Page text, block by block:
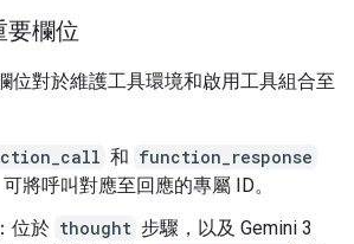
要欄位
位對於維護工具環境和啟用工具組合至
和 function_response
將呼叫對應至回應的專屬 ID。
：位於 thought 步驟，以及 Gemini 3